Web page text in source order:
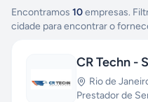
Encontramos 10empresas.
cidade para encontrar o
CR Techn -
Rio de
Prestador de